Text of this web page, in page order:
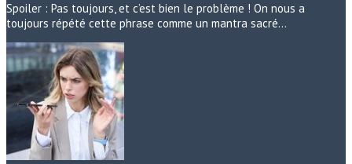
Spoiler : Pas toujours, et c’est bien le problème ! On nous a
toujours répété cette phrase comme un mantra sacré…